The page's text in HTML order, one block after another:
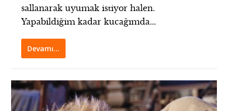
sallanarak uyumak istiyor halen.
Yapabildiğim kadar kucağımda...
Devamı…